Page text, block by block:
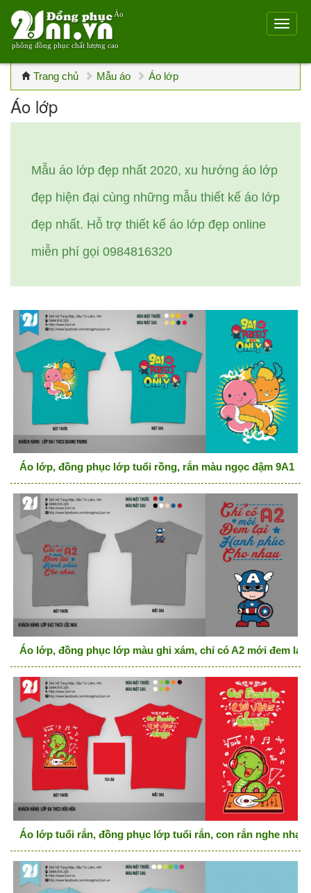
Áo
phông đồng phục chất lượng cao
Trang chủ Mẫu áo Áo lớp
Áo lớp
Mẫu áo lớp đẹp nhất 2020, xu hướng áo lớp
đẹp hiện đại cùng những mẫu thiết kế áo lớp
đẹp nhất. Hỗ trợ thiết kế áo lớp đẹp online
miễn phí gọi 0984816320
Áo lớp, đồng phục lớp tuổi rồng, rắn màu ngọc đậm 9A1
Áo lớp, đồng phục lớp màu ghi xám, chỉ có A2 mới đem lại
Áo lớp tuổi rắn, đồng phục lớp tuổi rắn, con rắn nghe nhạc